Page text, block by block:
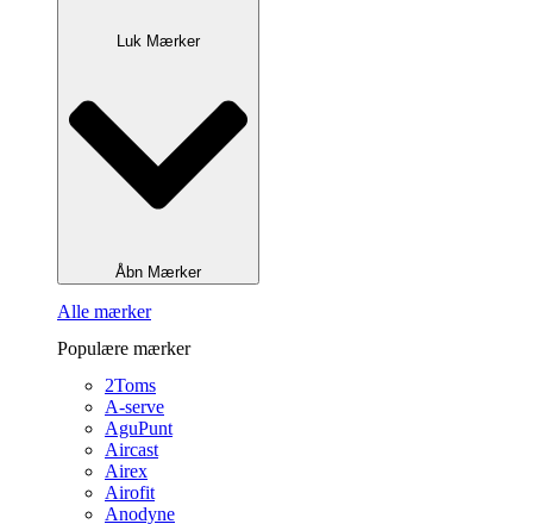
Luk Mærker
Åbn Mærker
Alle mærker
Populære mærker
2Toms
A-serve
AguPunt
Aircast
Airex
Airofit
Anodyne